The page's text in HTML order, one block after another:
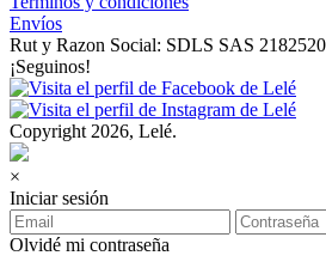
Envíos
Rut y Razon Social: SDLS SAS
¡Seguinos!
Copyright 2026, Lelé.
×
Iniciar sesión
Olvidé mi contraseña